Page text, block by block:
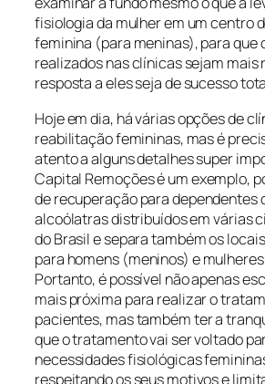
fisiologia da mulher em um centro
feminina (para meninas), para que
realizados nas clínicas sejam mais
resposta a eles seja de sucesso
Hoje em dia, há várias opções de
reabilitação femininas, mas é
atento a alguns detalhes super
Capital Remoções é um exemplo,
de recuperação para dependentes
alcoólatras distribuídos em várias
do Brasil e separa também os
para homens (meninos) e
Portanto, é possível não apenas
mais próxima para realizar o
pacientes, mas também ter a
que o tratamento vai ser voltado
necessidades fisiológicas
respeitando os seus motivos e